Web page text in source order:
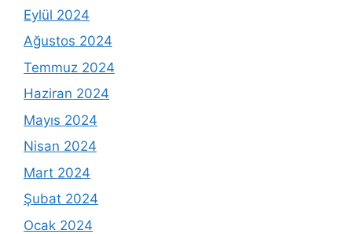
Eylül 2024
Ağustos 2024
Temmuz 2024
Haziran 2024
Mayıs 2024
Nisan 2024
Mart 2024
Şubat 2024
Ocak 2024